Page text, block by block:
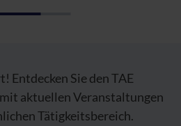
Entdecken Sie den TAE
aktuellen Veranstaltungen
Tätigkeitsbereich.